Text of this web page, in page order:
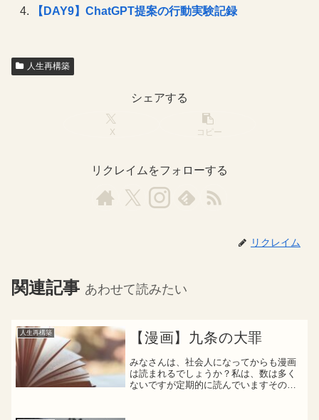
【DAY9】ChatGPT提案の行動実験記録
人生再構築
シェアする
X コピー
リクレイムをフォローする
リクレイム
関連記事 あわせて読みたい
人生再構築 【漫画】九条の大罪
みなさんは、社会人になってからも漫画
は読まれるでしょうか？私は、数は多く
ないですが定期的に読んでいますその中